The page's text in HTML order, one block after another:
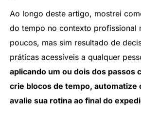
Ao longo deste artigo, mostrei
do tempo no contexto profissional
poucos, mas sim resultado de
práticas acessíveis a qualquer
aplicando um ou dois dos passos
crie blocos de tempo, automatize
avalie sua rotina ao final do